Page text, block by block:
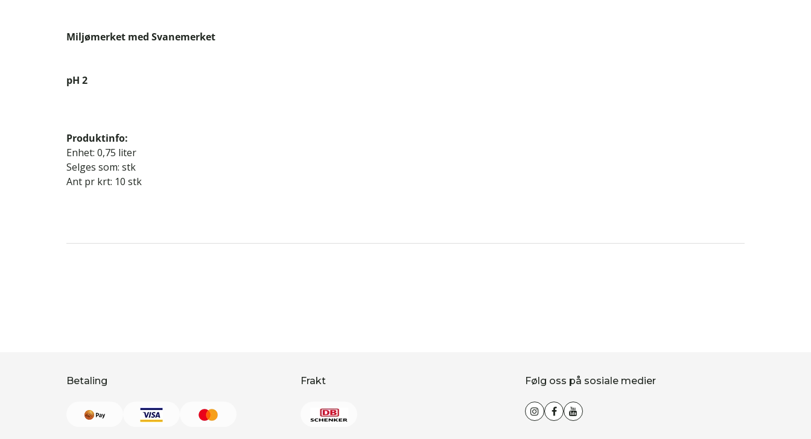
Miljømerket med Svanemerket
pH 2
Produktinfo:
Enhet: 0,75 liter
Selges som: stk
Ant pr krt: 10 stk
Betaling Frakt Følg oss på sosiale medier